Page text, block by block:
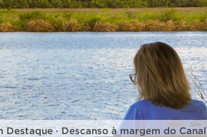
Destaque · Descanso à margem do